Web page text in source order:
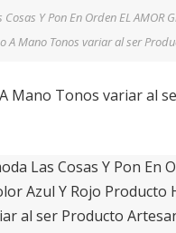
Y Pon En Orden EL AMOR
A Mano Tonos variar al ser
Mano Tonos variar al